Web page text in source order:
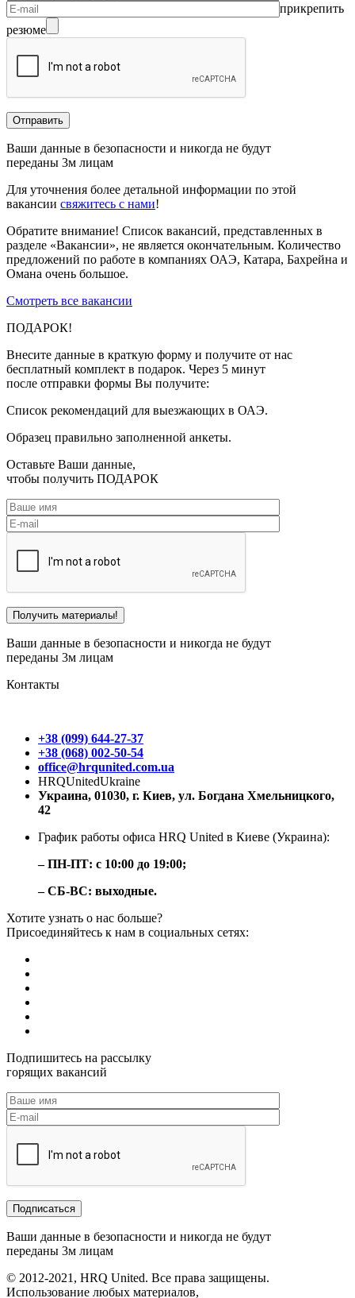
прикрепить
резюме
Ваши данные в безопасности и никогда не будут
переданы 3м лицам
Для уточнения более детальной информации по этой
вакансии свяжитесь с нами!
Обратите внимание! Список вакансий, представленных в
разделе «Вакансии», не является окончательным. Количество
предложений по работе в компаниях ОАЭ, Катара, Бахрейна и
Омана очень большое.
Смотреть все вакансии
ПОДАРОК!
Внесите данные в краткую форму и получите от нас
бесплатный комплект в подарок. Через 5 минут
после отправки формы Вы получите:
Список рекомендаций для выезжающих в ОАЭ.
Образец правильно заполненной анкеты.
Оставьте Ваши данные,
чтобы получить ПОДАРОК
Ваши данные в безопасности и никогда не будут
переданы 3м лицам
Контакты
+38 (099) 644-27-37
+38 (068) 002-50-54
office@hrqunited.com.ua
HRQUnitedUkraine
Украина, 01030, г. Киев, ул. Богдана Хмельницкого,
42
График работы офиса HRQ United в Киеве (Украина):
– ПН-ПТ: с 10:00 до 19:00;
– СБ-ВС: выходные.
Хотите узнать о нас больше?
Присоединяйтесь к нам в социальных сетях:
Подпишитесь на рассылку
горящих вакансий
Ваши данные в безопасности и никогда не будут
переданы 3м лицам
© 2012-2021, HRQ United. Все права защищены.
Использование любых материалов,